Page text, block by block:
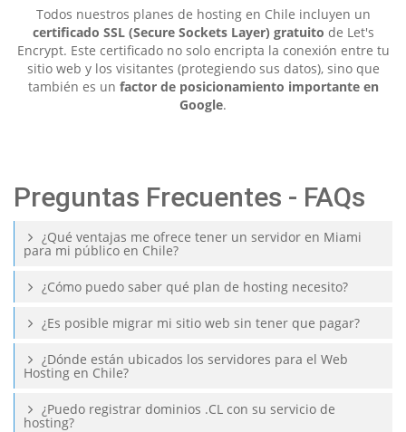
Todos nuestros planes de hosting en Chile incluyen un
certificado SSL (Secure Sockets Layer) gratuito de Let's
Encrypt. Este certificado no solo encripta la conexión entre tu
sitio web y los visitantes (protegiendo sus datos), sino que
también es un factor de posicionamiento importante en
Google.
Preguntas Frecuentes - FAQs
¿Qué ventajas me ofrece tener un servidor en Miami
para mi público en Chile?
¿Cómo puedo saber qué plan de hosting necesito?
¿Es posible migrar mi sitio web sin tener que pagar?
¿Dónde están ubicados los servidores para el Web
Hosting en Chile?
¿Puedo registrar dominios .CL con su servicio de
hosting?